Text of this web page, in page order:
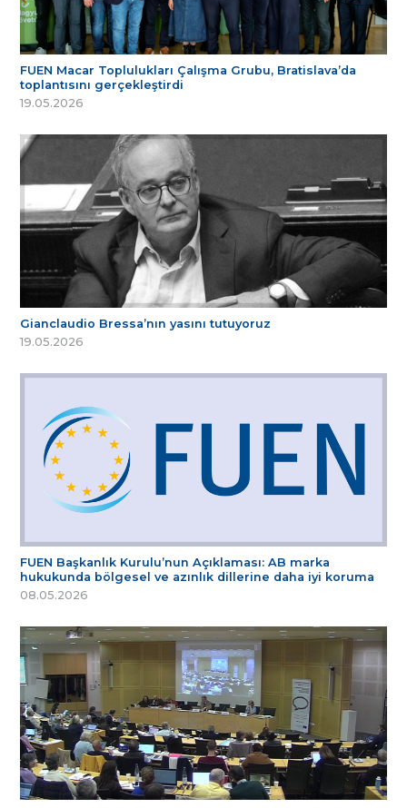
FUEN Macar Toplulukları Çalışma Grubu, Bratislava’da
toplantısını gerçekleştirdi
19.05.2026
Gianclaudio Bressa’nın yasını tutuyoruz
19.05.2026
FUEN Başkanlık Kurulu’nun Açıklaması: AB marka
hukukunda bölgesel ve azınlık dillerine daha iyi koruma
08.05.2026